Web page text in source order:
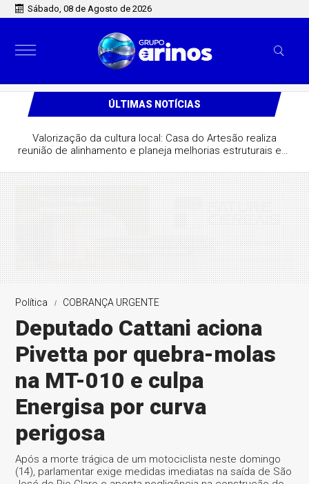
Sábado, 08 de Agosto de 2026
ÚLTIMAS NOTÍCIAS
Valorização da cultura local: Casa do Artesão realiza
reunião de alinhamento e planeja melhorias estruturais em
Política COBRANÇA URGENTE
Deputado Cattani aciona
Pivetta por quebra-molas
na MT-010 e culpa
Energisa por curva
perigosa
Após a morte trágica de um motociclista neste domingo
(14), parlamentar exige medidas imediatas na saída de São